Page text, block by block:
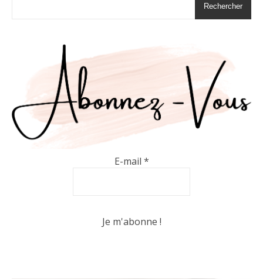
Rechercher
E-mail *